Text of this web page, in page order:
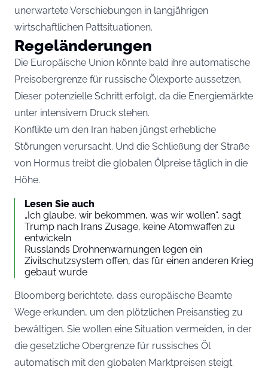
unerwartete Verschiebungen in langjährigen
wirtschaftlichen Pattsituationen.
Regeländerungen
Die Europäische Union könnte bald ihre automatische
Preisobergrenze für russische Ölexporte aussetzen.
Dieser potenzielle Schritt erfolgt, da die Energiemärkte
unter intensivem Druck stehen.
Konflikte um den Iran haben jüngst erhebliche
Störungen verursacht. Und die Schließung der Straße
von Hormus treibt die globalen Ölpreise täglich in die
Höhe.
Lesen Sie auch
„Ich glaube, wir bekommen, was wir wollen“, sagt
Trump nach Irans Zusage, keine Atomwaffen zu
entwickeln
Russlands Drohnenwarnungen legen ein
Zivilschutzsystem offen, das für einen anderen Krieg
gebaut wurde
Bloomberg berichtete, dass europäische Beamte
Wege erkunden, um den plötzlichen Preisanstieg zu
bewältigen. Sie wollen eine Situation vermeiden, in der
die gesetzliche Obergrenze für russisches Öl
automatisch mit den globalen Marktpreisen steigt.